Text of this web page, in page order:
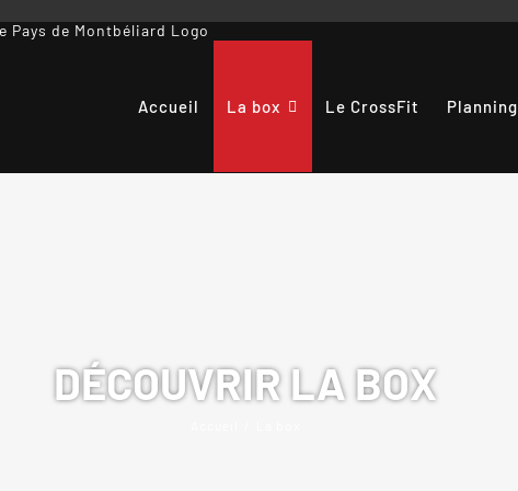
Accueil La box Le CrossFit Planning
DÉCOUVRIR LA BOX